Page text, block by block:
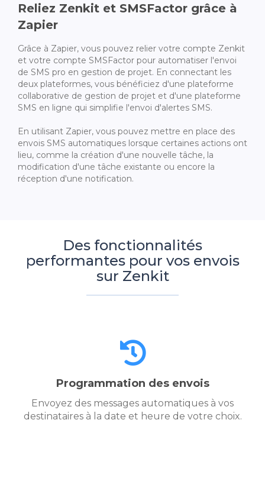
Reliez Zenkit et SMSFactor grâce à
Zapier
Grâce à Zapier, vous pouvez relier votre compte Zenkit
et votre compte SMSFactor pour automatiser l'envoi
de SMS pro en gestion de projet. En connectant les
deux plateformes, vous bénéficiez d'une plateforme
collaborative de gestion de projet et d'une plateforme
SMS en ligne qui simplifie l'envoi d'alertes SMS.
En utilisant Zapier, vous pouvez mettre en place des
envois SMS automatiques lorsque certaines actions ont
lieu, comme la création d'une nouvelle tâche, la
modification d'une tâche existante ou encore la
réception d'une notification.
Des fonctionnalités
performantes pour vos envois
sur Zenkit
Programmation des envois
Envoyez des messages automatiques à vos
destinataires à la date et heure de votre choix.